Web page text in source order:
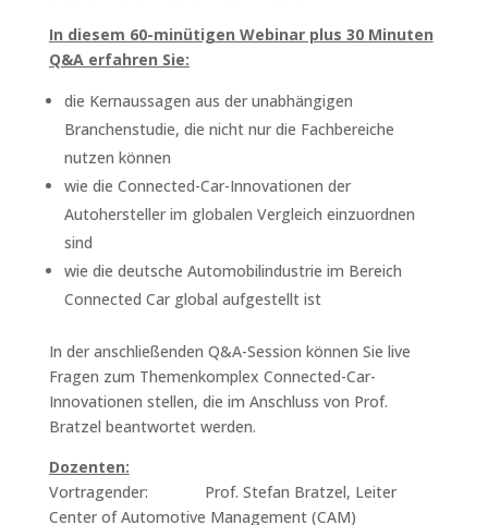
In diesem 60-minütigen Webinar plus 30 Minuten
Q&A erfahren Sie:
die Kernaussagen aus der unabhängigen
Branchenstudie, die nicht nur die Fachbereiche
nutzen können
wie die Connected-Car-Innovationen der
Autohersteller im globalen Vergleich einzuordnen
sind
wie die deutsche Automobilindustrie im Bereich
Connected Car global aufgestellt ist
In der anschließenden Q&A-Session können Sie live
Fragen zum Themenkomplex Connected-Car-
Innovationen stellen, die im Anschluss von Prof.
Bratzel beantwortet werden.
Dozenten:
Vortragender: Prof. Stefan Bratzel, Leiter
Center of Automotive Management (CAM)